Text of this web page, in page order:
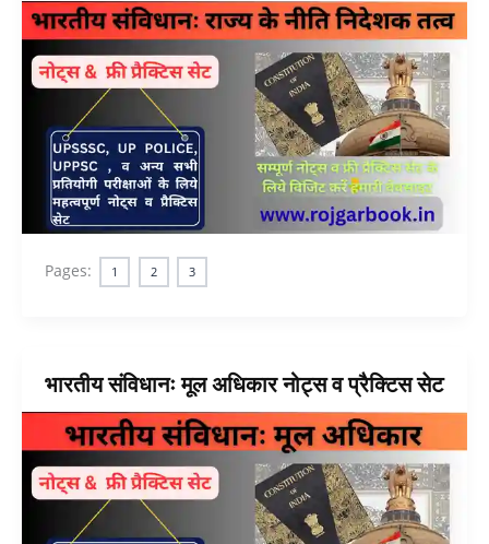
Pages: 1 2 3
भारतीय संविधानः मूल अधिकार नोट्स व प्रैक्टिस सेट